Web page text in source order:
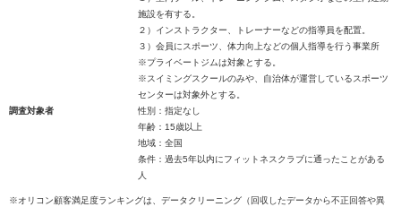
施設を有する。
２）インストラクター、トレーナーなどの指導員を配置。
３）会員にスポーツ、体力向上などの個人指導を行う事業所
※プライベートジムは対象とする。
※スイミングスクールのみや、自治体が運営しているスポーツ
センターは対象外とする。
調査対象者
性別：指定なし
年齢：15歳以上
地域：全国
条件：過去5年以内にフィットネスクラブに通ったことがある
人
※オリコン顧客満足度ランキングは、データクリーニング（回収したデータから不正回答や異